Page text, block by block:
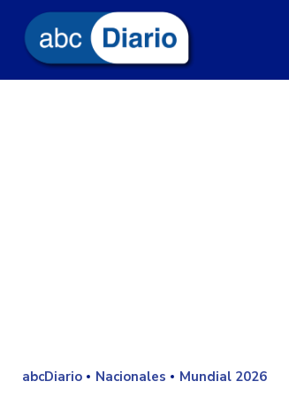
abcDiario Nacionales Mundial 2026